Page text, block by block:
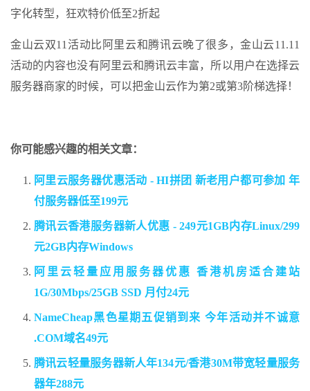
字化转型，狂欢特价低至2折起
金山云双11活动比阿里云和腾讯云晚了很多，金山云11.11
活动的内容也没有阿里云和腾讯云丰富，所以用户在选择云
服务器商家的时候，可以把金山云作为第2或第3阶梯选择！
你可能感兴趣的相关文章：
阿里云服务器优惠活动 - HI拼团 新老用户都可参加 年
付服务器低至199元
腾讯云香港服务器新人优惠 - 249元1GB内存Linux/299
元2GB内存Windows
阿里云轻量应用服务器优惠 香港机房适合建站
1G/30Mbps/25GB SSD 月付24元
NameCheap黑色星期五促销到来 今年活动并不诚意
.COM域名49元
腾讯云轻量服务器新人年134元/香港30M带宽轻量服务
器年288元